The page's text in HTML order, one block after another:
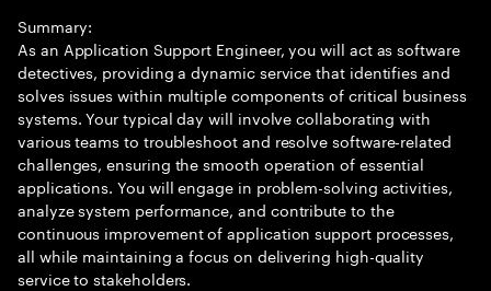
Summary:
As an Application Support Engineer, you will act as software
detectives, providing a dynamic service that identifies and
solves issues within multiple components of critical business
systems. Your typical day will involve collaborating with
various teams to troubleshoot and resolve software-related
challenges, ensuring the smooth operation of essential
applications. You will engage in problem-solving activities,
analyze system performance, and contribute to the
continuous improvement of application support processes,
all while maintaining a focus on delivering high-quality
service to stakeholders.